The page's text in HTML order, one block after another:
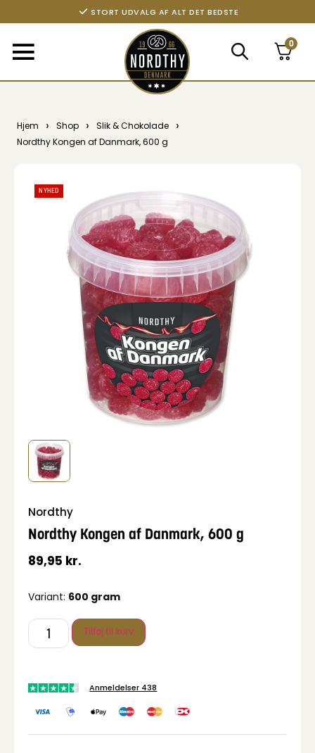
FRI FRAGT FRA 299,- TIL PAKKESHOP
STORT UDVALG AF ALT DET BEDSTE
0
Hjem › Shop › Slik & Chokolade ›
Nordthy Kongen af Danmark, 600 g
NYHED
Nordthy
Nordthy Kongen af Danmark, 600 g
89,95 kr.
Variant: 600 gram
Tilføj til kurv
Anmeldelser 438